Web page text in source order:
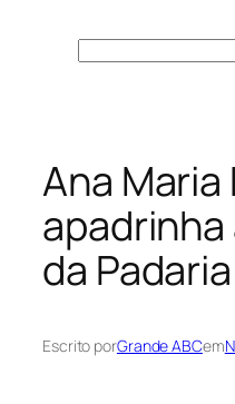
Ana Maria
da
Escrito porGrande ABCem